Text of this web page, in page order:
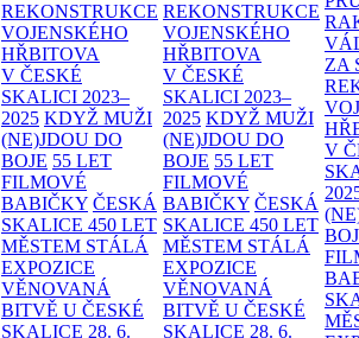
REKONSTRUKCE
VOJENSKÉHO
HŘBITOVA
V ČESKÉ
SKALICI 2023–
2025 KDYŽ MUŽI
(NE)JDOU DO
BOJE 55 LET
FILMOVÉ
BABIČKY ČESKÁ
SKALICE 450 LET
MĚSTEM STÁLÁ
EXPOZICE
VĚNOVANÁ
BITVĚ U ČESKÉ
SKALICE 28. 6.
REKONSTRUKCE
VOJENSKÉHO
HŘBITOVA
V ČESKÉ
SKALICI 2023–
2025 KDYŽ MUŽI
(NE)JDOU DO
BOJE 55 LET
FILMOVÉ
BABIČKY ČESKÁ
SKALICE 450 LET
MĚSTEM STÁLÁ
EXPOZICE
VĚNOVANÁ
BITVĚ U ČESKÉ
SKALICE 28. 6.
ZA
V